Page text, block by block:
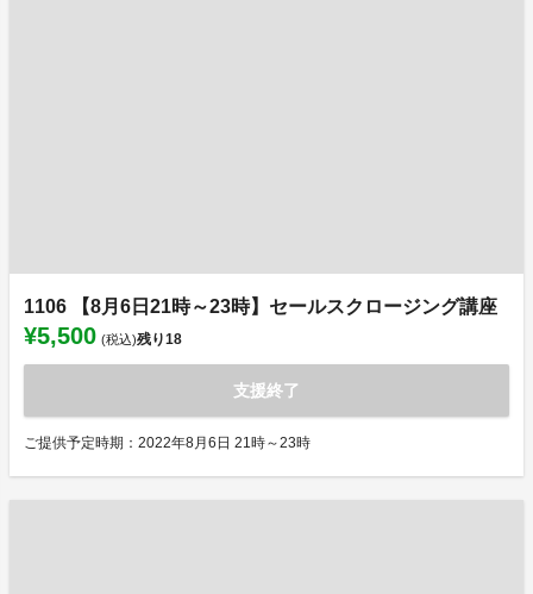
1106 【8月6日21時～23時】セールスクロージング講座
¥5,500 (税込)残り18
支援終了
ご提供予定時期：2022年8月6日 21時～23時